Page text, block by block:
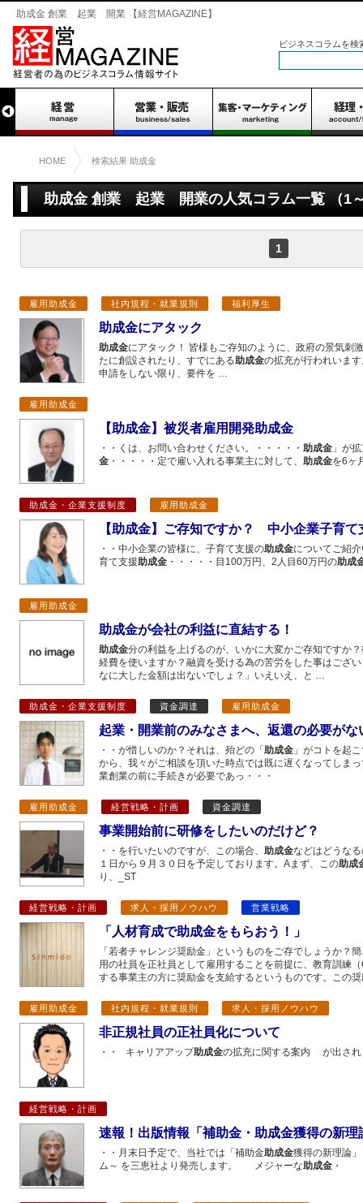
助成金 創業 起業 開業 【経営MAGAZINE】
ビジネスコラムを検
HOME 検索結果 助成金
助成金 創業 起業 開業の人気コラム一覧 （1
1
雇用助成金 社内規程・就業規則 福利厚生
助成金にアタック
助成金にアタック！ 皆様もご存知のように、政府の景気刺
たに創設されたり、すでにある助成金の拡充が行われいま
申請をしない限り、要件を …
雇用助成金
【助成金】被災者雇用開発助成金
・・くは、お問い合わせください。・・・・・ 助成金 」が
金 ・・・・・定で雇い入れる事業主に対して、 助成金を6ヶ
助成金・企業支援制度 雇用助成金
【助成金】ご存知ですか？ 中小企業子育て
・・中小企業の皆様に、子育て支援の助成金についてご紹
育て支援助成金 ・・・・・目100万円、2人目60万円の助成
雇用助成金
助成金が会社の利益に直結する！
助成金分の利益を上げるのが、いかに大変かご存知ですか
経費を使いますか？融資を受ける為の苦労をした事はござ
なに大した金額は出ないでしょ？」いえいえ、と …
助成金・企業支援制度 資金調達 雇用助成金
起業・開業前のみなさまへ、返還の必要が
・・が惜しいのか？それは、殆どの「 助成金 」がコトを起
から、我々がご相談を頂いた時点では既に遅くなってしま
業創業の前に手続きが必要であっ・・・
雇用助成金 経営戦略・計画 資金調達
事業開始前に研修をしたいのだけど？
・・を行いたいのですが、この場合、 助成金などはどうな
１日から９月３０日を予定しております。Aまず、この助成
り、_ST
経営戦略・計画 求人・採用ノウハウ 営業戦略
「人材育成で助成金をもらおう！」
「若者チャレンジ奨励金」というものをご存でしょうか？
用の社員を正社員として雇用することを前提に、教育訓練
する事業主の方に奨励金を支給するというものです。この
雇用助成金 社内規程・就業規則 求人・採用ノウハウ
非正規社員の正社員化について
・・ キャリアアップ助成金の拡充に関する案内 が出さ
経営戦略・計画
速報！出版情報「補助金・助成金獲得の新理
・・月末日予定で、当社では「補助金助成金獲得の新理論
ム～ を三恵社より発売します。 メジャーな助成金 ・